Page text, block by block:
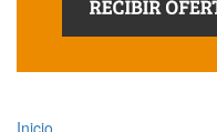
Inicio